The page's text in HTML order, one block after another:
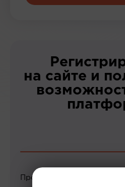
на сайте и
Просмотр вебинаров